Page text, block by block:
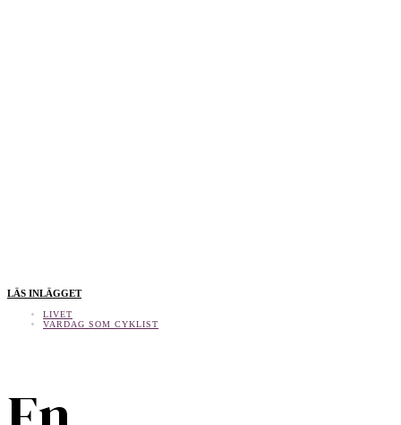
LÄS INLÄGGET
LIVET
VARDAG SOM CYKLIST